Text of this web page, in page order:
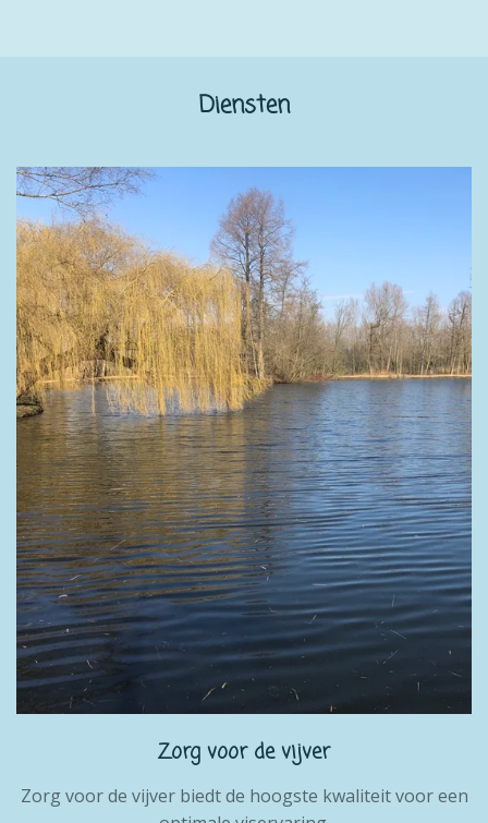
Diensten
Zorg voor de vijver
Zorg voor de vijver biedt de hoogste kwaliteit voor een